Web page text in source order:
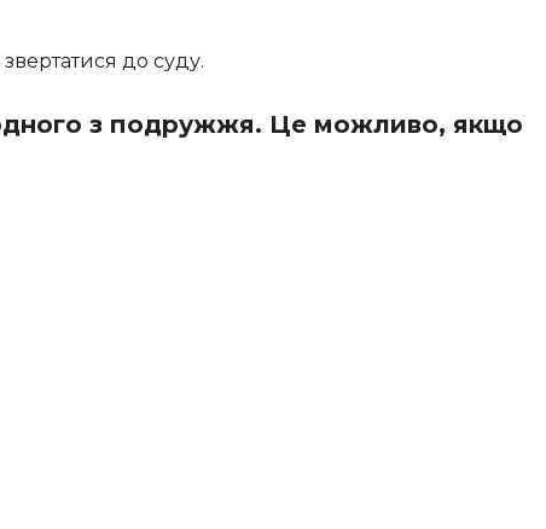
до суду.
з подружжя. Це можливо, якщо